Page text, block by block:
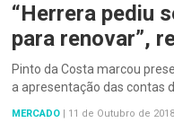
“Herrera pediu
para renovar”,
Pinto da Costa marcou
a apresentação das contas
MERCADO 11 de Outubro de 2018